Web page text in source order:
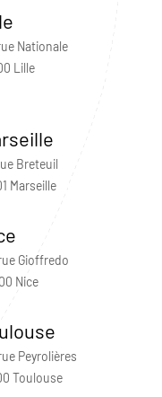
Nationale
Lille
Breteuil
Marseille
Gioffredo
Nice
Peyrolières
Toulouse